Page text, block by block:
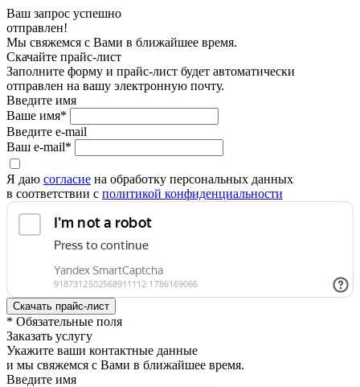
Ваш запрос успешно
отправлен!
Мы свяжемся с Вами в ближайшее время.
Скачайте прайс-лист
Заполните форму и прайс-лист будет автоматически
отправлен на вашу электронную почту.
Введите имя
Ваше имя*
Введите e-mail
Ваш e-mail*
Я даю согласие на обработку персональных данных
в соответствии с политикой конфиденциальности
* Обязательные поля
Заказать услугу
Укажите ваши контактные данные
и мы свяжемся с Вами в ближайшее время.
Введите имя